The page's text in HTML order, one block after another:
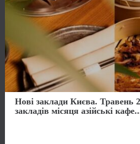
Нові заклади Києва. Травень
закладів місяця азійські